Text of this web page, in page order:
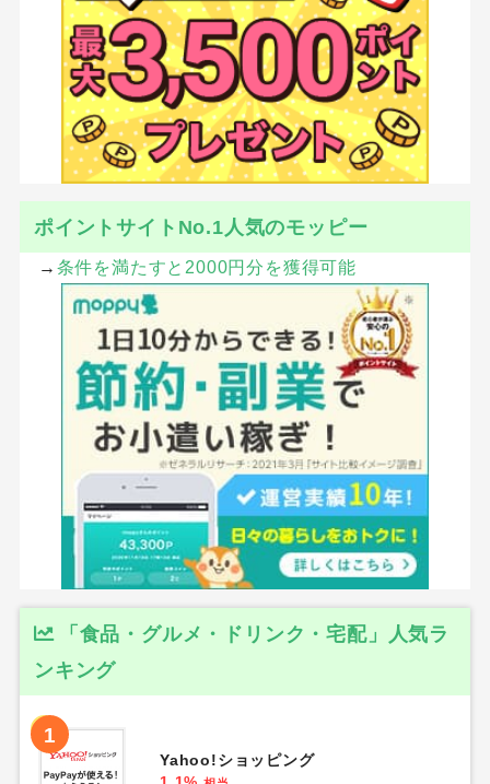
ポイントサイトNo.1人気のモッピー
→ 条件を満たすと2000円分を獲得可能
「食品・グルメ・ドリンク・宅配」人気ラ
ンキング
1
Yahoo!ショッピング